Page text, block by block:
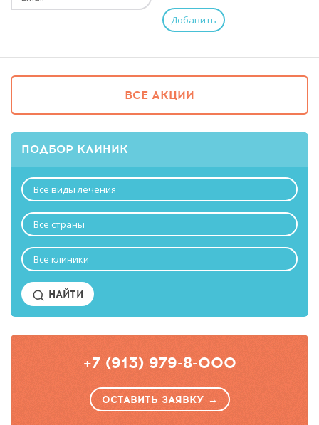
ВСЕ АКЦИИ
ПОДБОР КЛИНИК
Все виды лечения
Все страны
Все клиники
НАЙТИ
+7 (913) 979-8-000
ОСТАВИТЬ ЗАЯВКУ →